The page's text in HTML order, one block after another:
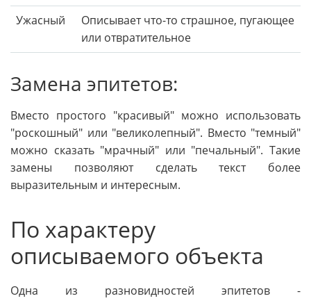
Ужасный
Описывает что-то страшное, пугающее
или отвратительное
Замена эпитетов:
Вместо простого "красивый" можно использовать
"роскошный" или "великолепный". Вместо "темный"
можно сказать "мрачный" или "печальный". Такие
замены позволяют сделать текст более
выразительным и интересным.
По характеру
описываемого объекта
Одна из разновидностей эпитетов -